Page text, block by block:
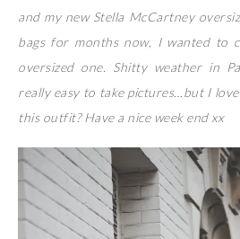
and my new Stella McCartney
bags for months now, I wanted to
oversized one. Shitty weather in
really easy to take pictures…but I
this outfit? Have a nice week end xx